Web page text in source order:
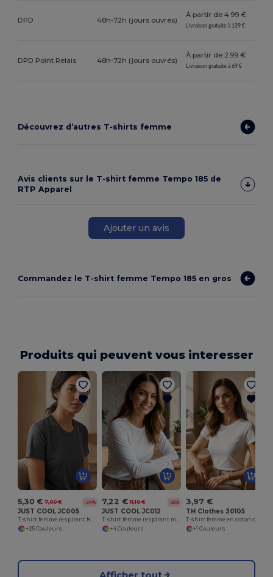
DPD 48h-72h (jours ouvrés)
À partir de 4.99 €
Livraison gratuite à 129 €
DPD Point Relais 48h-72h (jours ouvrés)
À partir de 2.99 €
Livraison gratuite à 69 €
Découvrez d’autres T‑shirts femme
Avis clients sur le T‑shirt femme Tempo 185 de
RTP Apparel
Ajouter un avis
Commandez le T‑shirt femme Tempo 185 en gros
Produits qui peuvent vous interesser
5,30 € 7,00 € -24%
JUST COOL JC005
T-shirt femme respirant Neoteric™
+25 Couleurs
7,22 € 11,10 € -35%
JUST COOL JC012
T-shirt femme respirant manches longues Neoteric™
+4 Couleurs
3,97 €
TH Clothes 30105
+1 Couleurs
Afficher tout